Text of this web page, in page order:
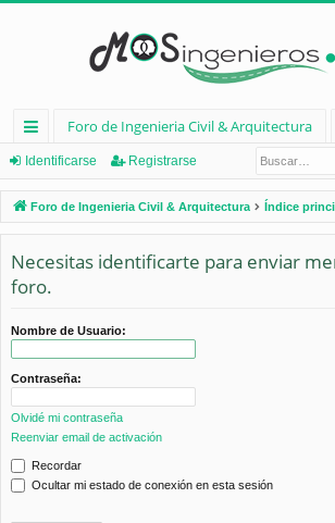
nl
ac
es
rá
pi
d
os
Foro de Ingenieria Civil & Arquitectura
Identificarse Registrarse
Foro de Ingenieria Civil & Arquitectura Índice
Necesitas identificarte para enviar
foro.
Nombre de Usuario:
Contraseña:
Olvidé mi contraseña
Reenviar email de activación
Recordar
Ocultar mi estado de conexión en esta sesión